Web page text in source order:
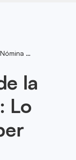
La Revolución De La Nómina Cripto: Lo Que Debes Saber
la
Lo